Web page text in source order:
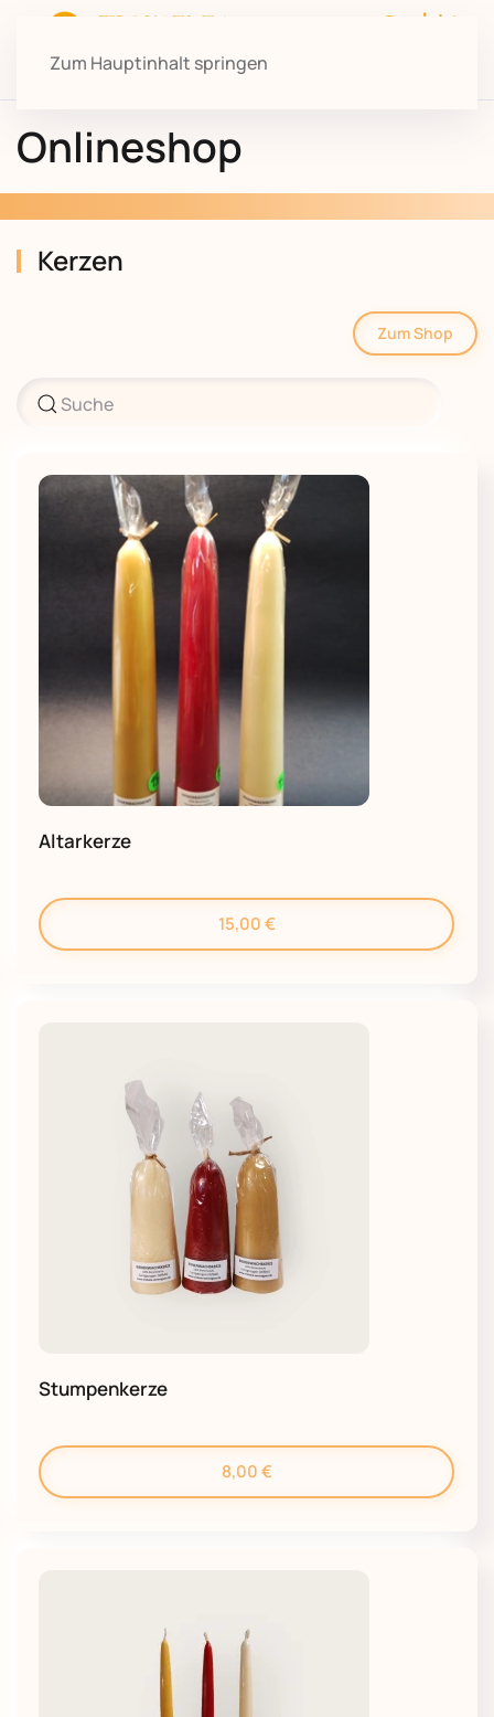
Zum Hauptinhalt springen
Onlineshop
Kerzen
Zum Shop
Altarkerze
15,00€
Stumpenkerze
8,00€